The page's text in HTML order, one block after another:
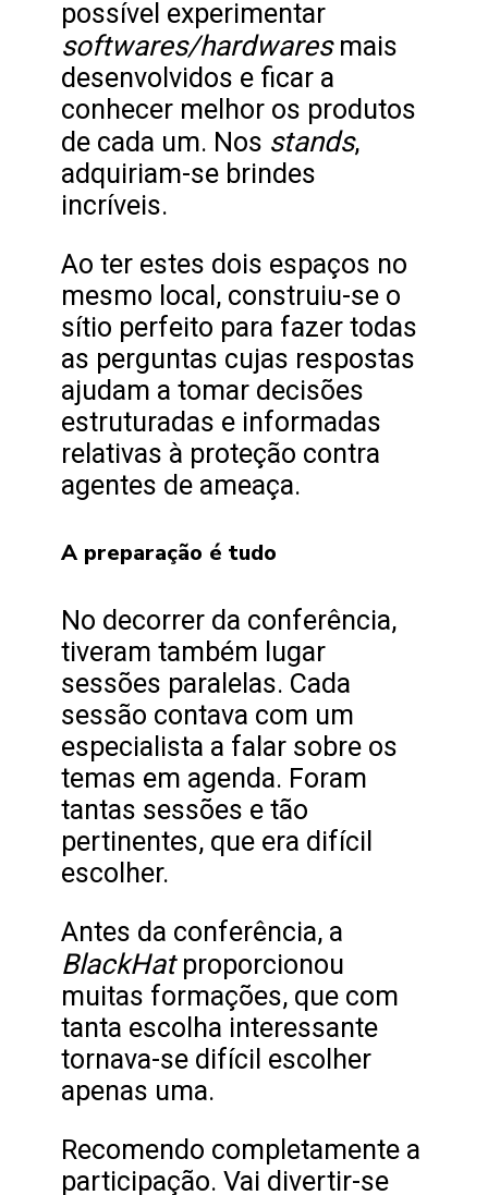
possível experimentar
softwares/hardwaresmais
desenvolvidos e ficar a
conhecer melhor os produtos
de cada um. Nos stands,
adquiriam-se brindes
incríveis.
Ao ter estes dois espaços no
mesmo local, construiu-se o
sítio perfeito para fazer todas
as perguntas cujas respostas
ajudam a tomar decisões
estruturadas e informadas
relativas à proteção contra
agentes de ameaça.
A preparação é tudo
No decorrer da conferência,
tiveram também lugar
sessões paralelas. Cada
sessão contava com um
especialista a falar sobre os
temas em agenda. Foram
tantas sessões e tão
pertinentes, que era difícil
escolher.
Antes da conferência, a
BlackHatproporcionou
muitas formações, que com
tanta escolha interessante
tornava-se difícil escolher
apenas uma.
Recomendo completamente a
participação. Vai divertir-se